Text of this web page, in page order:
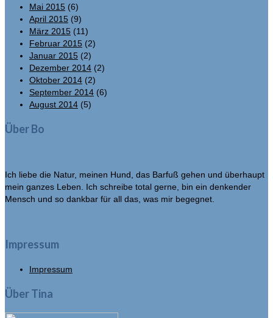
Mai 2015 (6)
April 2015 (9)
März 2015 (11)
Februar 2015 (2)
Januar 2015 (2)
Dezember 2014 (2)
Oktober 2014 (2)
September 2014 (6)
August 2014 (5)
Über Bo
Ich liebe die Natur, meinen Hund, das Barfuß gehen und überhaupt
mein ganzes Leben. Ich schreibe total gerne, bin ein denkender
Mensch und so dankbar für all das, was mir begegnet.
Impressum
Impressum
Über Tina